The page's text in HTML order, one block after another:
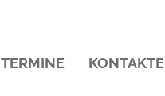
TERMINE KONTAKTE